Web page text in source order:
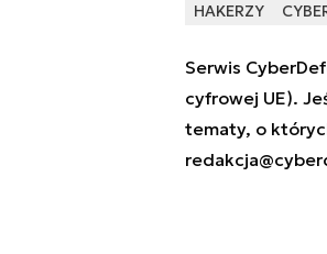
HAKERZY
Serwis
cyfrowej UE).
tematy, o